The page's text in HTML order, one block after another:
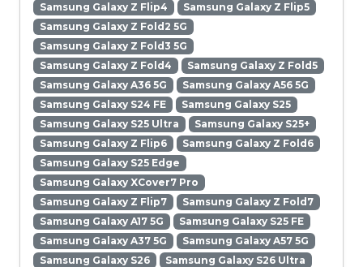
Samsung Galaxy Z Flip4
Samsung Galaxy Z Flip5
Samsung Galaxy Z Fold2 5G
Samsung Galaxy Z Fold3 5G
Samsung Galaxy Z Fold4
Samsung Galaxy Z Fold5
Samsung Galaxy A36 5G
Samsung Galaxy A56 5G
Samsung Galaxy S24 FE
Samsung Galaxy S25
Samsung Galaxy S25 Ultra
Samsung Galaxy S25+
Samsung Galaxy Z Flip6
Samsung Galaxy Z Fold6
Samsung Galaxy S25 Edge
Samsung Galaxy XCover7 Pro
Samsung Galaxy Z Flip7
Samsung Galaxy Z Fold7
Samsung Galaxy A17 5G
Samsung Galaxy S25 FE
Samsung Galaxy A37 5G
Samsung Galaxy A57 5G
Samsung Galaxy S26
Samsung Galaxy S26 Ultra